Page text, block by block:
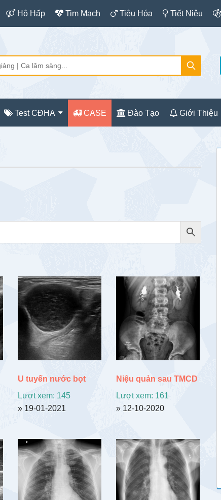
Hô Hấp Tim Mạch Tiêu Hóa Tiết Niệu
Test CĐHA CASE Đào Tạo Giới Thiệu
U tuyến nước bọt
Lượt xem: 145
» 19-01-2021
Niệu quản sau TMCD
Lượt xem: 161
» 12-10-2020